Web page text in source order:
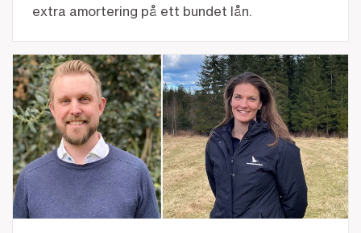
extra amortering på ett bundet lån.
Börja i tid när skogen ska gå i arv